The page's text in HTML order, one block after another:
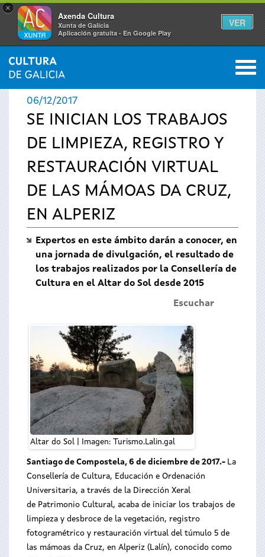
×
Axenda Cultura
Xunta de Galicia
Aplicación gratuíta - En Google Play
VER
Se
encuentra
usted
aquí
INICIO › ACTUALIDAD 0
06/12/2017
SE INICIAN LOS TRABAJOS
DE LIMPIEZA, REGISTRO Y
RESTAURACIÓN VIRTUAL
DE LAS MÁMOAS DA CRUZ,
EN ALPERIZ
Expertos en este ámbito darán a conocer, en
una jornada de divulgación, el resultado de
los trabajos realizados por la Consellería de
Cultura en el Altar do Sol desde 2015
Escuchar
Altar do Sol | Imagen: Turismo.Lalin.gal
Santiago de Compostela, 6 de diciembre de 2017.- La
Consellería de Cultura, Educación e Ordenación
Universitaria, a través de la Dirección Xeral
de Patrimonio Cultural, acaba de iniciar los trabajos de
limpieza y desbroce de la vegetación, registro
fotogramétrico y restauración virtual del túmulo 5 de
las mámoas da Cruz, en Alperiz (Lalín), conocido como